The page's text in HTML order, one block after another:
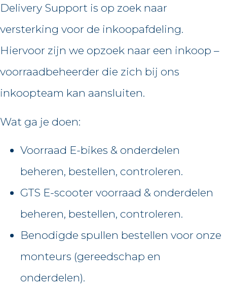
Delivery Support is op zoek naar
versterking voor de inkoopafdeling.
Hiervoor zijn we opzoek naar een inkoop –
voorraadbeheerder die zich bij ons
inkoopteam kan aansluiten.
Wat ga je doen:
Voorraad E-bikes & onderdelen
beheren, bestellen, controleren.
GTS E-scooter voorraad & onderdelen
beheren, bestellen, controleren.
Benodigde spullen bestellen voor onze
monteurs (gereedschap en
onderdelen).